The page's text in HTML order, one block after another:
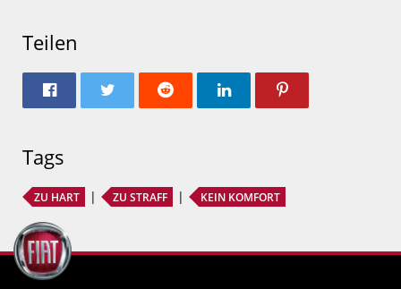
Teilen
Tags
ZU HART ZU STRAFF KEIN KOMFORT